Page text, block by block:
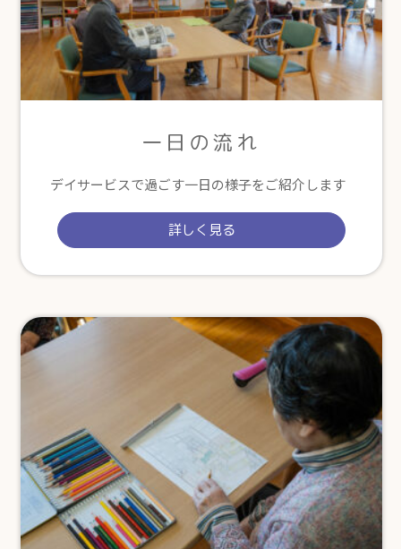
一日の流れ
デイサービスで過ごす一日の様子をご紹介します
詳しく見る